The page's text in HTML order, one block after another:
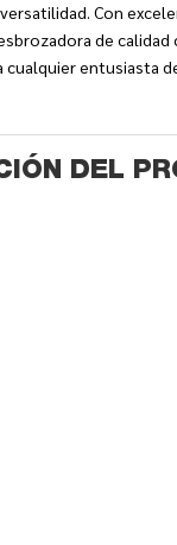
Con
de calidad
cualquier entusiasta
DEL